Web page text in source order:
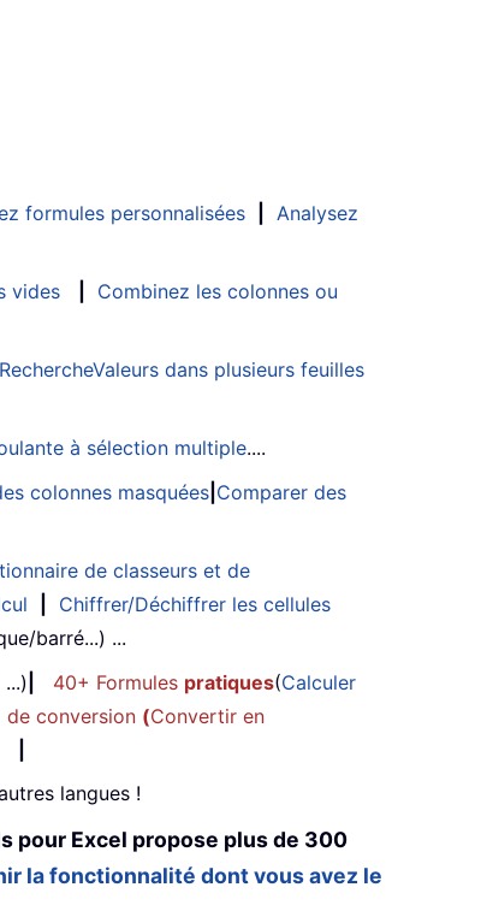
formules personnalisées
Analysez
vides
Combinez les colonnes ou
RechercheValeurs dans plusieurs feuilles
à sélection multiple....
colonnes masquées Comparer des
de classeurs et de
Chiffrer/Déchiffrer les cellules
barré...) ...
...) 40+ Formules pratiques(Calculer
de conversion (Convertir en
langues !
pour Excel propose plus de 300
la fonctionnalité dont vous avez le